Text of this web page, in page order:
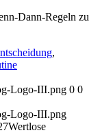
Dann-Regeln zu
,
Logo-III.png 0 0
Logo-III.png
Wertlose